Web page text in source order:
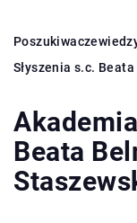
Słyszenia s.c.
Beata